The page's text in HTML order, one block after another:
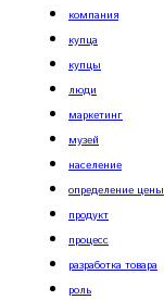
компания
купца
купцы
люди
маркетинг
музей
население
определение цены
продукт
процесс
разработка товара
роль